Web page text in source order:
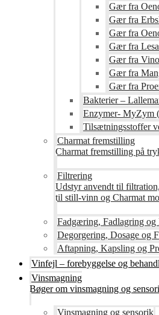
Gær fra
Gær fra
Gær fra
Gær fra
Gær fra
Gær fra
Gær fra
Bakterier –
Enzymer- MyZym
Tilsætningsstoffer
Charmat fremstilling
Charmat fremstilling på
Filtrering
Udstyr anvendt til
til still-vinn og Charmat
Fadgæring, Fadlagring og
Degorgering, Dosage og
Aftapning, Kapsling og
Vinfejl – forebyggelse og
Vinsmagning
Bøger om vinsmagning og
Vinsmagning og sensorik